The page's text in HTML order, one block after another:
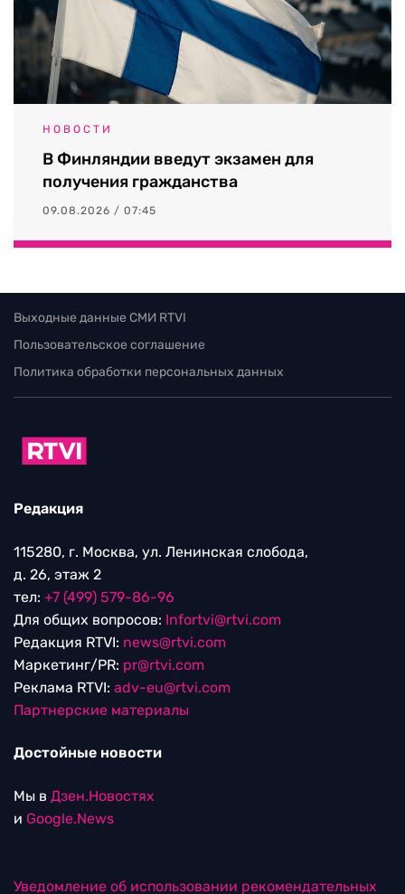
НОВОСТИ
В Финляндии введут экзамен для
получения гражданства
09.08.2026 / 07:45
Выходные данные СМИ RTVI
Пользовательское соглашение
Политика обработки персональных данных
Редакция
115280, г. Москва, ул. Ленинская слобода,
д. 26, этаж 2
тел: +7 (499) 579-86-96
Для общих вопросов: Infortvi@rtvi.com
Редакция RTVI: news@rtvi.com
Маркетинг/PR: pr@rtvi.com
Реклама RTVI: adv-eu@rtvi.com
Партнерские материалы
Достойные новости
Мы в Дзен.Новостях
и Google.News
Уведомление об использовании рекомендательных